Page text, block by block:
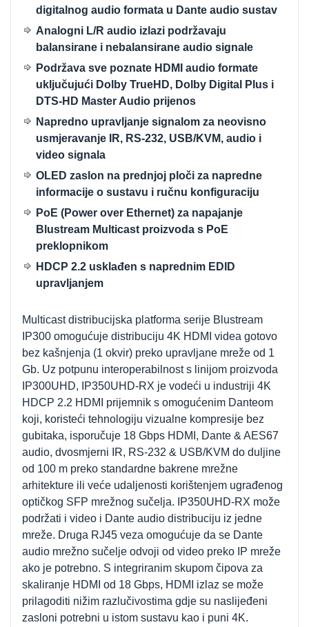
digitalnog audio formata u Dante audio sustav
Analogni L/R audio izlazi podržavaju
balansirane i nebalansirane audio signale
Podržava sve poznate HDMI audio formate
uključujući Dolby TrueHD, Dolby Digital Plus i
DTS-HD Master Audio prijenos
Napredno upravljanje signalom za neovisno
usmjeravanje IR, RS-232, USB/KVM, audio i
video signala
OLED zaslon na prednjoj ploči za napredne
informacije o sustavu i ručnu konfiguraciju
PoE (Power over Ethernet) za napajanje
Blustream Multicast proizvoda s PoE
preklopnikom
HDCP 2.2 usklađen s naprednim EDID
upravljanjem
Multicast distribucijska platforma serije Blustream
IP300 omogućuje distribuciju 4K HDMI videa gotovo
bez kašnjenja (1 okvir) preko upravljane mreže od 1
Gb. Uz potpunu interoperabilnost s linijom proizvoda
IP300UHD, IP350UHD-RX je vodeći u industriji 4K
HDCP 2.2 HDMI prijemnik s omogućenim Danteom
koji, koristeći tehnologiju vizualne kompresije bez
gubitaka, isporučuje 18 Gbps HDMI, Dante & AES67
audio, dvosmjerni IR, RS-232 & USB/KVM do duljine
od 100 m preko standardne bakrene mrežne
arhitekture ili veće udaljenosti korištenjem ugrađenog
optičkog SFP mrežnog sučelja. IP350UHD-RX može
podržati i video i Dante audio distribuciju iz jedne
mreže. Druga RJ45 veza omogućuje da se Dante
audio mrežno sučelje odvoji od video preko IP mreže
ako je potrebno. S integriranim skupom čipova za
skaliranje HDMI od 18 Gbps, HDMI izlaz se može
prilagoditi nižim razlučivostima gdje su naslijeđeni
zasloni potrebni u istom sustavu kao i puni 4K.